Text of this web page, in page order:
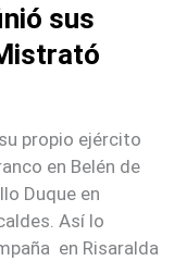
sus
propio ejército
en Belén de
Duque en
Así lo
en Risaralda